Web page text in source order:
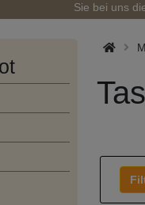
Sie bei uns